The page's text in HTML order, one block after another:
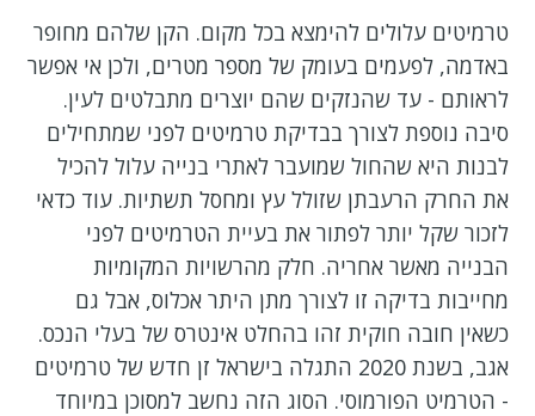
טרמיטים עלולים להימצא בכל מקום. הקן שלהם מחופר
באדמה, לפעמים בעומק של מספר מטרים, ולכן אי אפשר
לראותם - עד שהנזקים שהם יוצרים מתבלטים לעין.
סיבה נוספת לצורך בבדיקת טרמיטים לפני שמתחילים
לבנות היא שהחול שמועבר לאתרי בנייה עלול להכיל
את החרק הרעבתן שזולל עץ ומחסל תשתיות. עוד כדאי
לזכור שקל יותר לפתור את בעיית הטרמיטים לפני
הבנייה מאשר אחריה. חלק מהרשויות המקומיות
מחייבות בדיקה זו לצורך מתן היתר אכלוס, אבל גם
כשאין חובה חוקית זהו בהחלט אינטרס של בעלי הנכס.
אגב, בשנת 2020 התגלה בישראל זן חדש של טרמיטים
- הטרמיט הפורמוסי. הסוג הזה נחשב למסוכן במיוחד